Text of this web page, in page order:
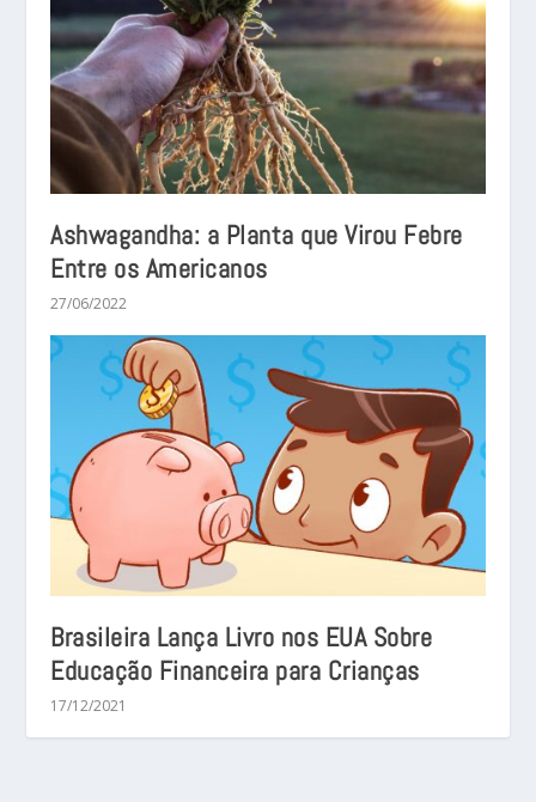
Ashwagandha: a Planta que Virou Febre
Entre os Americanos
27/06/2022
Brasileira Lança Livro nos EUA Sobre
Educação Financeira para Crianças
17/12/2021